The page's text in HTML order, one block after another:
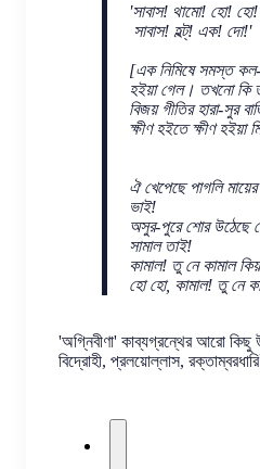
'সাবাস! থামো! হো! হো!
সাবাস! হল্ট্! এক! দো!'
[এক নিমিষে সমস্ত
হইয়া গেল। তখনো কি
বিজয় গীতির হারা-সুর
ক্ষীণ হইতে ক্ষীণ হইয়া
ঐ খেপেছে পাগলি
ভাই!
অসুর-পুরে শোর উঠেছে
সামাল তাই!
কামাল! তু নে কামাল
হো হো, কামাল! তু নে
'অগ্নিবীণা' কাব্যগ্রন্থের আরো
বিদ্রোহী, প্রলয়োল্লাস,